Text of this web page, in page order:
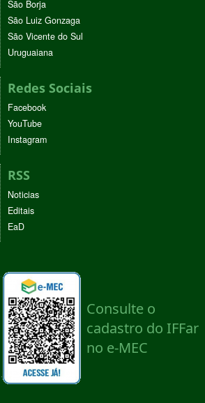
São Borja
São Luiz Gonzaga
São Vicente do Sul
Uruguaiana
Redes Sociais
Facebook
YouTube
Instagram
RSS
Noticias
Editais
EaD